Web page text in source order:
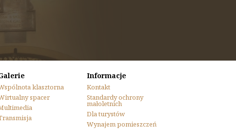
klasztorna
spacer
Informacje
Kontakt
Standardy ochrony
małoletnich
Dla turystów
Wynajem pomieszczeń